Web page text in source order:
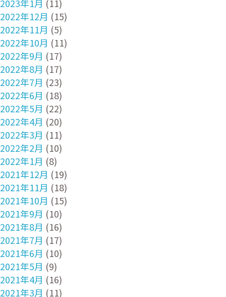
2023年1月 (11)
2022年12月 (15)
2022年11月 (5)
2022年10月 (11)
2022年9月 (17)
2022年8月 (17)
2022年7月 (23)
2022年6月 (18)
2022年5月 (22)
2022年4月 (20)
2022年3月 (11)
2022年2月 (10)
2022年1月 (8)
2021年12月 (19)
2021年11月 (18)
2021年10月 (15)
2021年9月 (10)
2021年8月 (16)
2021年7月 (17)
2021年6月 (10)
2021年5月 (9)
2021年4月 (16)
2021年3月 (11)